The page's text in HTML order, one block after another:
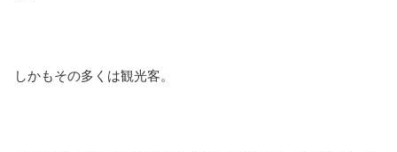
しかもその多くは観光客。